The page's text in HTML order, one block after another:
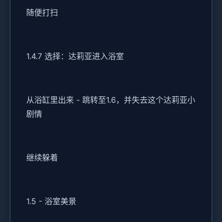
随便打扫
1.4.7 选择：达莉亚进入浴室
从浴缸里出来 - 跳转至1.6，并失去这个达莉亚小
剧情
继续躲着
1.5 - 浴室美景